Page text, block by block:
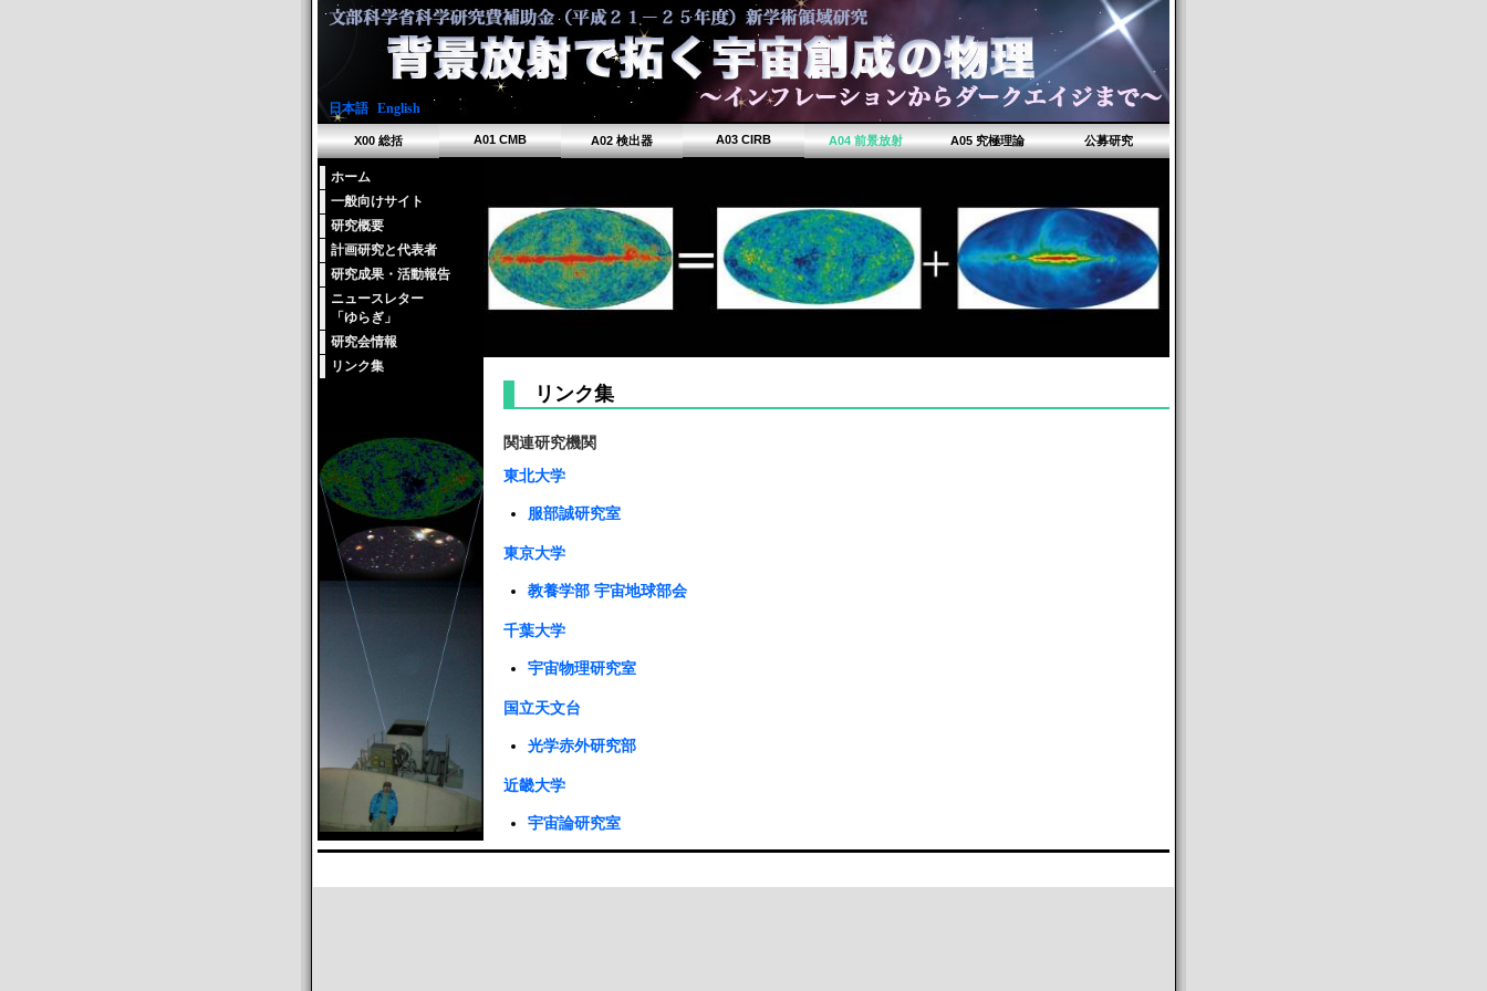
日本語| English
X00 総括 A01 CMB A02 検出器 A03 CIRB A04 前景放射 A05 究極理論 公募研究
ホーム
一般向けサイト
研究概要
計画研究と代表者
研究成果・活動報告
ニュースレター
「ゆらぎ」
研究会情報
リンク集
リンク集
関連研究機関
東北大学
服部誠研究室
東京大学
教養学部 宇宙地球部会
千葉大学
宇宙物理研究室
国立天文台
光学赤外研究部
近畿大学
宇宙論研究室